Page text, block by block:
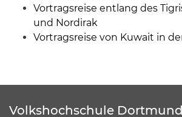
Vortragsreise entlang des
und Nordirak
Vortragsreise von Kuwait in
Volkshochschule Dortmund